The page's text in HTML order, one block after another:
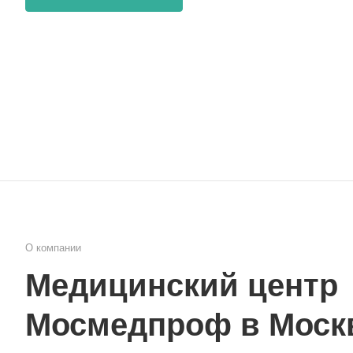
О компании
Медицинский центр
Мосмедпроф в